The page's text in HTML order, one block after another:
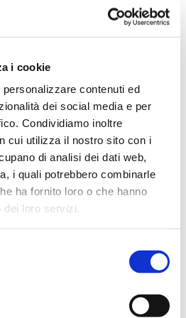
i cookie
contenuti ed
dei social media e per
Condividiamo inoltre
cui utilizza il nostro sito con i
di analisi dei dati web,
i quali potrebbero combinarle
ha fornito loro o che hanno
dei loro servizi.
Irriland
nel
perfettamente
5.0, offrendo soluzioni
agli agricoltori di
dal piano. Tra queste, i
progettati da Irriland si
ha diversi altri
vantaggi